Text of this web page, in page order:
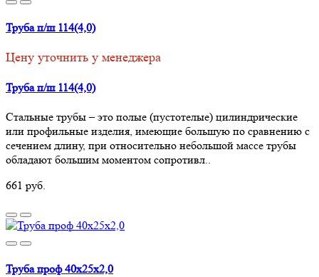
Труба п/ш 114(4,0)
Цену уточнить у менеджера
Труба п/ш 114(4,0)
Стальные трубы – это полые (пустотелые) цилиндрические
или профильные изделия, имеющие большую по сравнению с
сечением длину, при относительно небольшой массе трубы
обладают большим моментом сопротивл..
661 руб.
Труба проф 40х25х2,0